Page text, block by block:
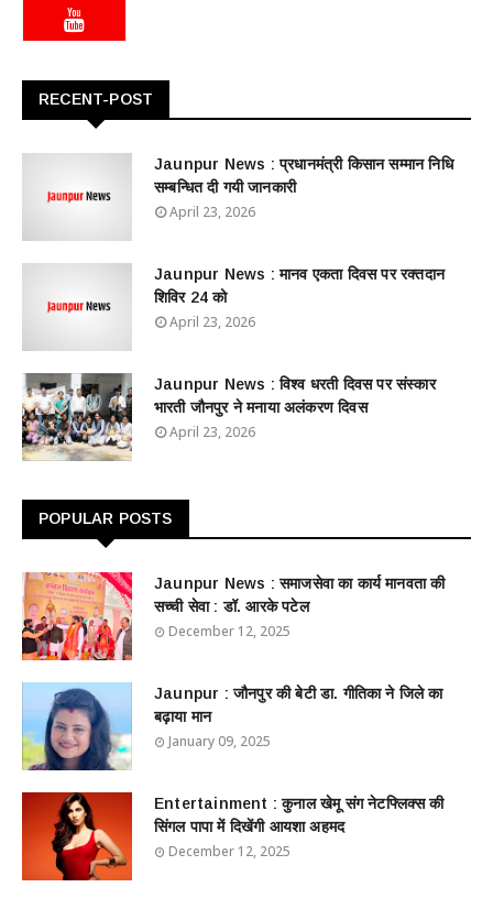
RECENT-POST
Jaunpur News : ​प्रधानमंत्री किसान सम्मान निधि
सम्बन्धित दी गयी जानकारी
April 23, 2026
Jaunpur News : ​मानव एकता दिवस पर रक्तदान
शिविर 24 को
April 23, 2026
Jaunpur News : विश्व धरती दिवस पर संस्कार
भारती जौनपुर ने मनाया अलंकरण दिवस
April 23, 2026
POPULAR POSTS
Jaunpur News : ​समाजसेवा का कार्य मानवता की
सच्ची सेवा : डॉ. आरके पटेल
December 12, 2025
Jaunpur : ​जौनपुर की बेटी डा. गीतिका ने जिले का
बढ़ाया मान
January 09, 2025
Entertainment : ​​​​कुनाल खेमू संग नेटफ्लिक्स की
सिंगल पापा में दिखेंगी आयशा अहमद
December 12, 2025